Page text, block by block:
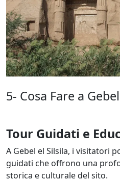
5- Cosa Fare a
Tour Guidati e
A Gebel el Silsila, i visitatori
guidati che offrono una
storica e culturale del sito.